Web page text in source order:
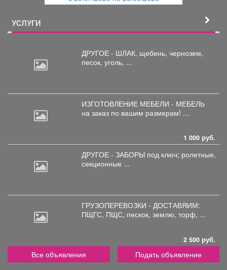
УСЛУГИ
ДРУГОЕ - ШЛАК, щебень, чернозем,
песок, уголь, ...
ИЗГОТОВЛЕНИЕ МЕБЕЛИ - МЕБЕЛЬ
на заказ по вашим размерам! ...
1 000 руб.
ДРУГОЕ - ЗАБОРЫ под ключ; ролетные,
секционные ...
ГРУЗОПЕРЕВОЗКИ - ДОСТАВЯИМ:
ПЩГС, ПЩС, пескок, землю, торф, ...
2 500 руб.
Все объявления Подать объявление